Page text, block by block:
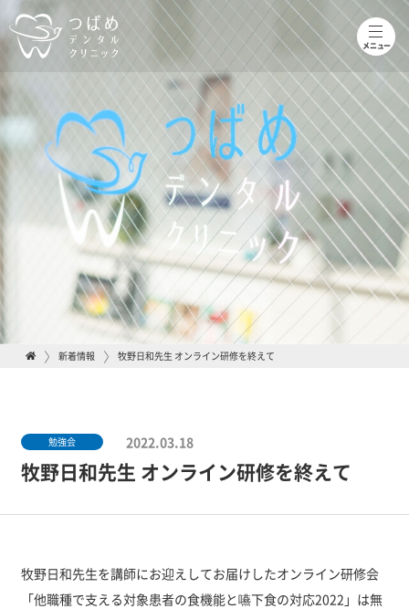
toggle
メニュー
新着情報 牧野日和先生 オンライン研修を終えて
勉強会 2022.03.18
牧野日和先生 オンライン研修を終えて
牧野日和先生を講師にお迎えしてお届けしたオンライン研修会
「他職種で支える対象患者の食機能と嚥下食の対応2022」は無